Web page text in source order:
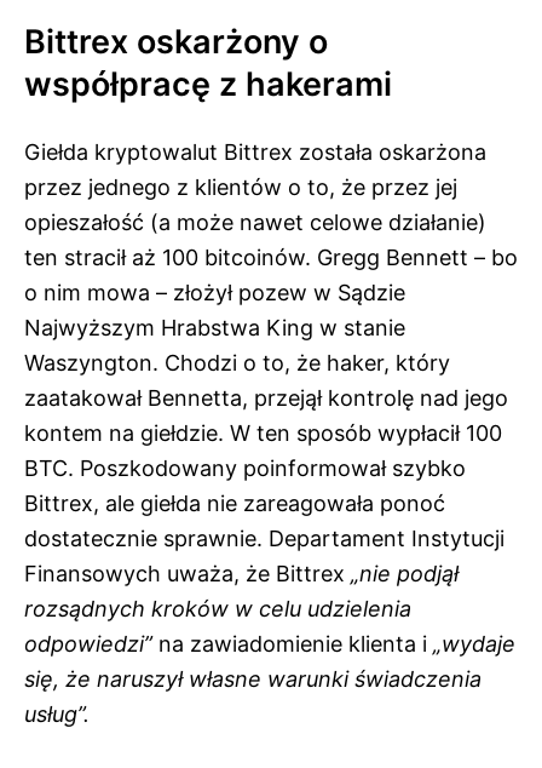
Bittrex oskarżony o
współpracę z hakerami
Giełda kryptowalut Bittrex została oskarżona
przez jednego z klientów o to, że przez jej
opieszałość (a może nawet celowe działanie)
ten stracił aż 100 bitcoinów. Gregg Bennett – bo
o nim mowa – złożył pozew w Sądzie
Najwyższym Hrabstwa King w stanie
Waszyngton. Chodzi o to, że haker, który
zaatakował Bennetta, przejął kontrolę nad jego
kontem na giełdzie. W ten sposób wypłacił 100
BTC. Poszkodowany poinformował szybko
Bittrex, ale giełda nie zareagowała ponoć
dostatecznie sprawnie. Departament Instytucji
Finansowych uważa, że Bittrex „nie podjął
rozsądnych kroków w celu udzielenia
odpowiedzi”na zawiadomienie klienta i „wydaje
się, że naruszył własne warunki świadczenia
usług”.